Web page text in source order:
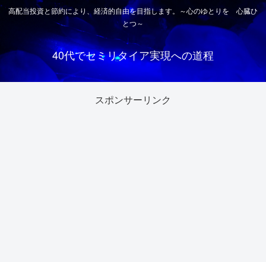
高配当投資と節約により、経済的自由を目指します。～心のゆとりを 心臓ひ
とつ～
40代でセミリタイア実現への道程
スポンサーリンク